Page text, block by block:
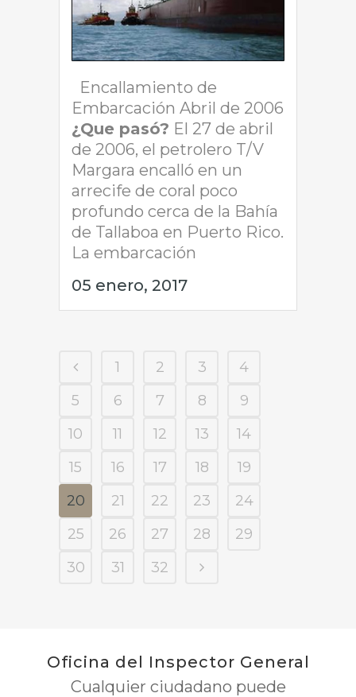
Encallamiento de
Embarcación Abril de 2006
¿Que pasó? El 27 de abril
de 2006, el petrolero T/V
Margara encalló en un
arrecife de coral poco
profundo cerca de la Bahía
de Tallaboa en Puerto Rico.
La embarcación
05 enero, 2017
1 2 3
4
5
6 7 8
9
10
11 12 13
14
15
16 17 18
19
20
21 22 23
24
25
26 27 28
29
30
31 32
Oficina del Inspector General
Cualquier ciudadano puede